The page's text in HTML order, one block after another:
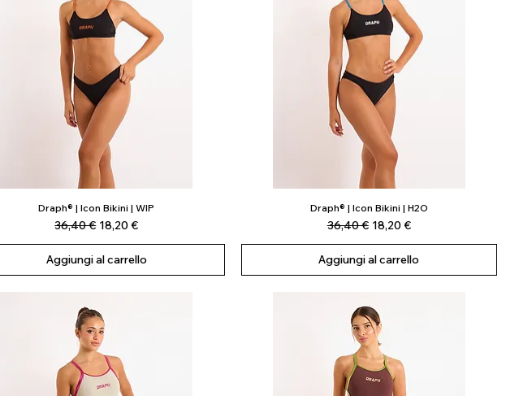
Vista rapida
Draph® | Icon Bikini | WIP
Prezzo regolare
36,40 € Prezzo scontato
18,20 €
Aggiungi al carrello
Vista rapida
Draph® | Icon Bikini | H2O
Prezzo regolare
36,40 € Prezzo scontato
18,20 €
Aggiungi al carrello